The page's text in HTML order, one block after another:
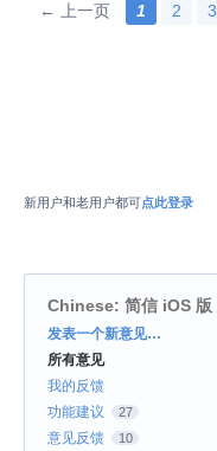
← 上一页 1 2 3
新用户和老用户都可点此登录
Chinese: 简信 iOS 版
分
发表一个新意见…
所有意见
我的反馈
功能建议
27
意见反馈 10